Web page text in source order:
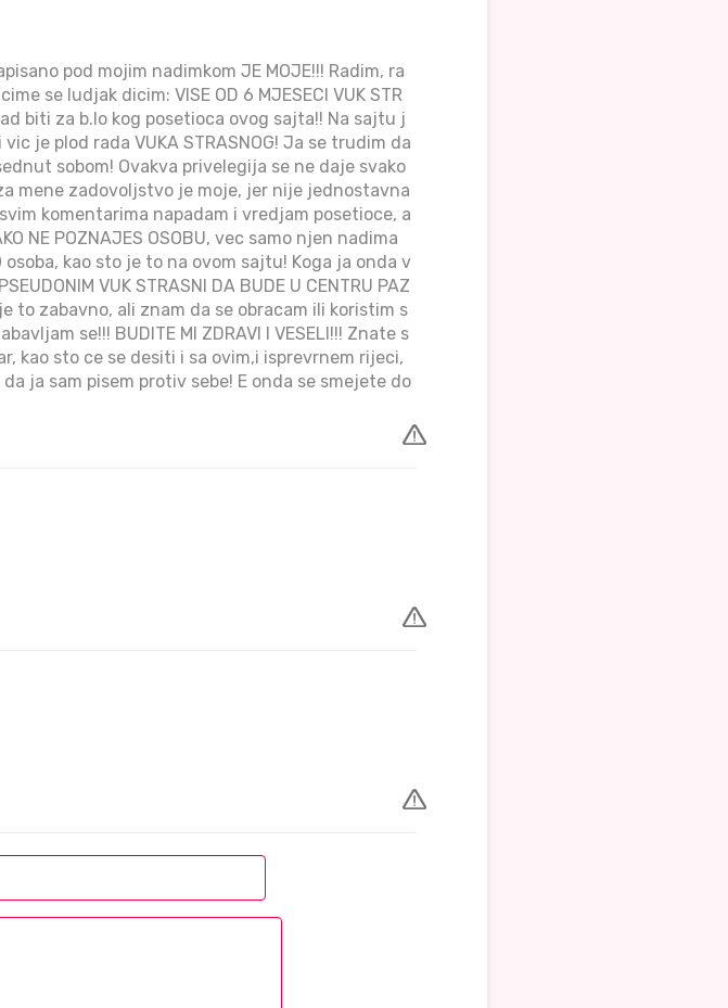
pod mojim nadimkom JE MOJE!!! Radim, ra
se ludjak dicim: VISE OD 6 MJESECI VUK STR
biti za b.lo kog posetioca ovog sajta!! Na sajtu j
je plod rada VUKA STRASNOG! Ja se trudim da
sobom! Ovakva privelegija se ne daje svako
mene zadovoljstvo je moje, jer nije jednostavna
komentarima napadam i vredjam posetioce, a
NE POZNAJES OSOBU, vec samo njen nadima
kao sto je to na ovom sajtu! Koga ja onda v
VUK STRASNI DA BUDE U CENTRU PAZ
je to zabavno, ali znam da se obracam ili koristim s
se!!! BUDITE MI ZDRAVI I VESELI!!! Znate s
kao sto ce se desiti i sa ovim,i isprevrnem rijeci,
ja sam pisem protiv sebe! E onda se smejete do